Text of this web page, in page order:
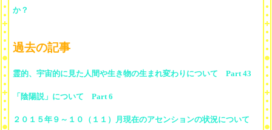
か？
過去の記事
霊的、宇宙的に見た人間や生き物の生まれ変わりについて Part 43
「陰陽説」について Part 6
２０１５年９～１０（１１）月現在のアセンションの状況について